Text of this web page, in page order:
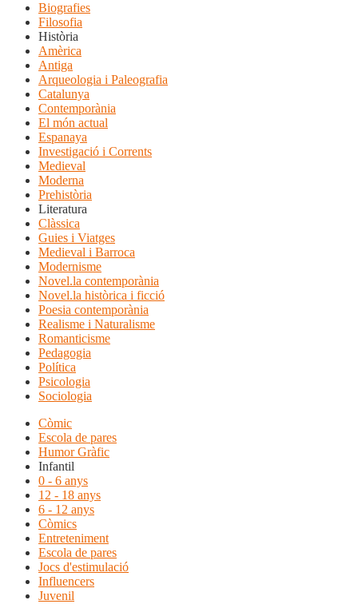
Biografies
Filosofia
Història
Amèrica
Antiga
Arqueologia i Paleografia
Catalunya
Contemporània
El món actual
Espanaya
Investigació i Corrents
Medieval
Moderna
Prehistòria
Literatura
Clàssica
Guies i Viatges
Medieval i Barroca
Modernisme
Novel.la contemporània
Novel.la històrica i ficció
Poesia contemporània
Realisme i Naturalisme
Romanticisme
Pedagogia
Política
Psicologia
Sociologia
Còmic
Escola de pares
Humor Gràfic
Infantil
0 - 6 anys
12 - 18 anys
6 - 12 anys
Còmics
Entreteniment
Escola de pares
Jocs d'estimulació
Influencers
Juvenil